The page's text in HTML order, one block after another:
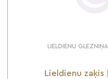
LIELDIENU
Lieldienu zaķis